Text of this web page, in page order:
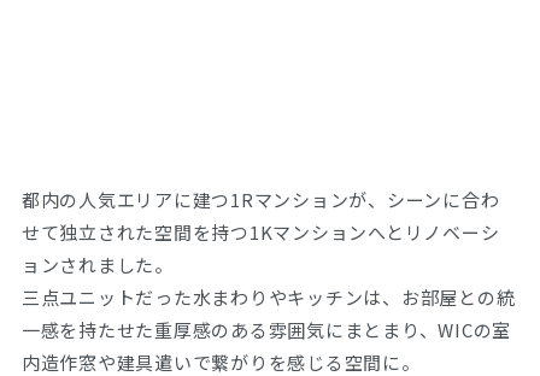
都内の人気エリアに建つ1Rマンションが、シーンに合わ
せて独立された空間を持つ1Kマンションへとリノベーシ
ョンされました。
三点ユニットだった水まわりやキッチンは、お部屋との統
一感を持たせた重厚感のある雰囲気にまとまり、WICの室
内造作窓や建具遣いで繋がりを感じる空間に。